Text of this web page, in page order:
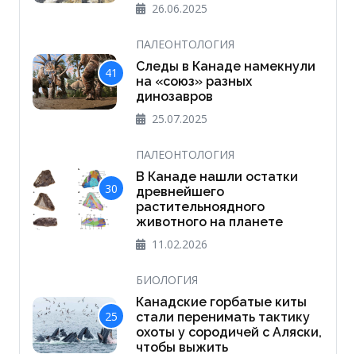
26.06.2025
41
ПАЛЕОНТОЛОГИЯ
Следы в Канаде намекнули
на «союз» разных
динозавров
25.07.2025
30
ПАЛЕОНТОЛОГИЯ
В Канаде нашли остатки
древнейшего
растительноядного
животного на планете
11.02.2026
25
БИОЛОГИЯ
Канадские горбатые киты
стали перенимать тактику
охоты у сородичей с Аляски,
чтобы выжить